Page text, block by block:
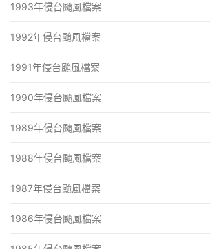
1993年侵台颱風檔案
1992年侵台颱風檔案
1991年侵台颱風檔案
1990年侵台颱風檔案
1989年侵台颱風檔案
1988年侵台颱風檔案
1987年侵台颱風檔案
1986年侵台颱風檔案